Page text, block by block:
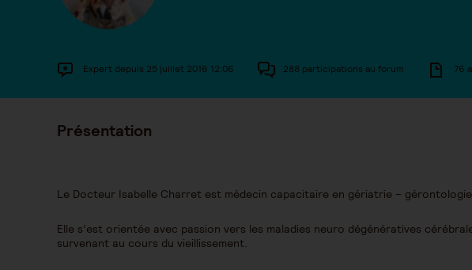
Expert depuis 25 juillet 2016 12:06 288 participations au forum 76
Présentation
Le Docteur Isabelle Charret est médecin capacitaire en gériatrie –
Elle s’est orientée avec passion vers les maladies neuro dégénératives
survenant au cours du vieillissement.